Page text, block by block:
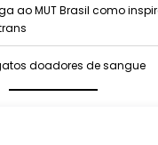
ao MUT Brasil como
doadores de sangue